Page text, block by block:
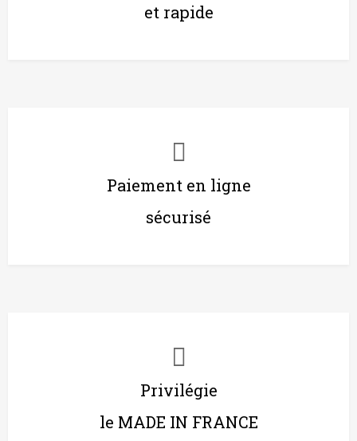
et rapide
Paiement en ligne
sécurisé
Privilégie
le MADE IN FRANCE